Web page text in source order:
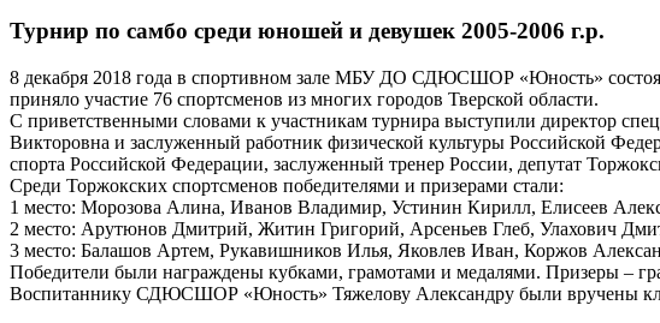
Турнир по самбо среди юношей и девушек 2005-2006 г.р.
8 декабря 2018 года в спортивном зале МБУ ДО СДЮСШОР «Юность»
приняло участие 76 спортсменов из многих городов Тверской области.
С приветственными словами к участникам турнира выступили директор
Викторовна и заслуженный работник физической культуры Российской
спорта Российской Федерации, заслуженный тренер России, депутат
Среди Торжокских спортсменов победителями и призерами стали:
1 место: Морозова Алина, Иванов Владимир, Устинин Кирилл, Елисеев
2 место: Арутюнов Дмитрий, Житин Григорий, Арсеньев Глеб, Улахович
3 место: Балашов Артем, Рукавишников Илья, Яковлев Иван, Коржов
Победители были награждены кубками, грамотами и медалями. Призеры –
Воспитаннику СДЮСШОР «Юность» Тяжелову Александру были вручены